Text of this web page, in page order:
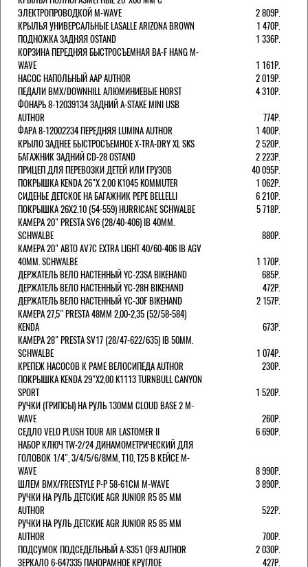
ЭЛЕКТРОПРОВОДКОЙ M-WAVE
2 809Р.
КРЫЛЬЯ УНИВЕРСАЛЬНЫЕ LASALLE ARIZONA BROWN
1 470Р.
ПОДНОЖКА ЗАДНЯЯ OSTAND
1 336Р.
КОРЗИНА ПЕРЕДНЯЯ БЫСТРОСЪЕМНАЯ BA-F HANG M-
WAVE
1 161Р.
НАСОС НАПОЛЬНЫЙ AAP AUTHOR
2 019Р.
ПЕДАЛИ BMX/DOWNHILL АЛЮМИНИЕВЫЕ HORST
4 310Р.
ФОНАРЬ 8-12039134 ЗАДНИЙ A-STAKE MINI USB
AUTHOR
774Р.
ФАРА 8-12002234 ПЕРЕДНЯЯ LUMINA AUTHOR
1 400Р.
КРЫЛО ЗАДНЕЕ БЫСТРОСЪЕМНОЕ X-TRA-DRY XL SKS
2 520Р.
БАГАЖНИК ЗАДНИЙ CD-28 OSTAND
2 223Р.
ПРИЦЕП ДЛЯ ПЕРЕВОЗКИ ДЕТЕЙ ИЛИ ГРУЗОВ
40 095Р.
ПОКРЫШКА KENDA 26"Х 2,00 K1045 KOMMUTER
1 062Р.
СИДЕНЬЕ ДЕТСКОЕ НА БАГАЖНИК PEPE BELLELLI
6 210Р.
ПОКРЫШКА 26X2.10 (54-559) HURRICANE SCHWALBE
5 718Р.
КАМЕРА 20" PRESTA SV6 (28/40-406) IB 40MM.
SCHWALBE
880Р.
КАМЕРА 20" АВТО AV7C EXTRA LIGHT 40/60-406 IB AGV
40MM. SCHWALBE
1 170Р.
ДЕРЖАТЕЛЬ ВЕЛО НАСТЕННЫЙ YC-23SA BIKEHAND
685Р.
ДЕРЖАТЕЛЬ ВЕЛО НАСТЕННЫЙ YC-28H BIKEHAND
472Р.
ДЕРЖАТЕЛЬ ВЕЛО НАСТЕННЫЙ YC-30F BIKEHAND
2 157Р.
КАМЕРА 27,5" PRESTA 48ММ 2,00-2,35 (52/58-584)
KENDA
673Р.
КАМЕРА 28" PRESTA SV17 (28/47-622/635) IB 50MM.
SCHWALBE
1 074Р.
КРЕПЕЖ НАСОСОВ К РАМЕ ВЕЛОСИПЕДА AUTHOR
230Р.
ПОКРЫШКА KENDA 29"Х2,00 K1113 TURNBULL CANYON
SPORT
1 520Р.
РУЧКИ (ГРИПСЫ) НА РУЛЬ 130ММ CLOUD BASE 2 M-
WAVE
260Р.
СЕДЛО VELO PLUSH TOUR AIR LASTOMER II
6 690Р.
НАБОР КЛЮЧ TW-2/24 ДИНАМОМЕТРИЧЕСКИЙ ДЛЯ
ГОЛОВОК 1/4", 3/4/5/6/8ММ, T10, T25 В КЕЙСЕ M-
WAVE
8 990Р.
ШЛЕМ ВМХ/FREESTYLE Р-Р 58-61СМ M-WAVE
3 890Р.
РУЧКИ НА РУЛЬ ДЕТСКИЕ AGR JUNIOR R5 85 ММ
AUTHOR
522Р.
РУЧКИ НА РУЛЬ ДЕТСКИЕ AGR JUNIOR R5 85 ММ
AUTHOR
700Р.
ПОДСУМОК ПОДСЕДЕЛЬНЫЙ A-S351 QF9 AUTHOR
2 030Р.
ЗЕРКАЛО 6-647335 ПАНОРАМНОЕ КРУГЛОЕ
427Р.